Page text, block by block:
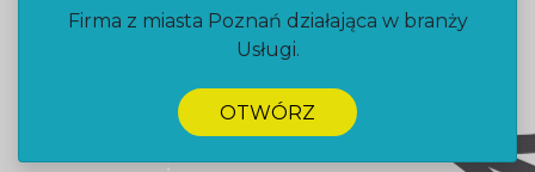
Firma z miasta Poznań działająca w branży
Usługi.
OTWÓRZ